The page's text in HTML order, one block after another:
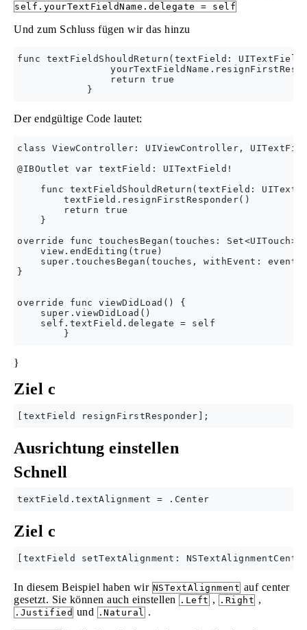
self.yourTextFieldName.delegate = self
Und zum Schluss fügen wir das hinzu
func textFieldShouldReturn(textField:
                return true
Der endgültige Code lautet:
class ViewController: UIViewController,
@IBOutlet var textField: UITextField!
func textFieldShouldReturn(textField:
        textField.resignFirstResponder()
        return true
    }
override func touchesBegan(touches:
    view.endEditing(true)
    super.touchesBegan(touches, withEvent: event)
}
override func viewDidLoad() {
    super.viewDidLoad()
    self.textField.delegate = self
}
Ziel c
Ausrichtung einstellen
Schnell
Ziel c
In diesem Beispiel haben wir NSTextAlignment auf center
gesetzt. Sie können auch einstellen
.Left , .Right ,
.Justified und .Natural .